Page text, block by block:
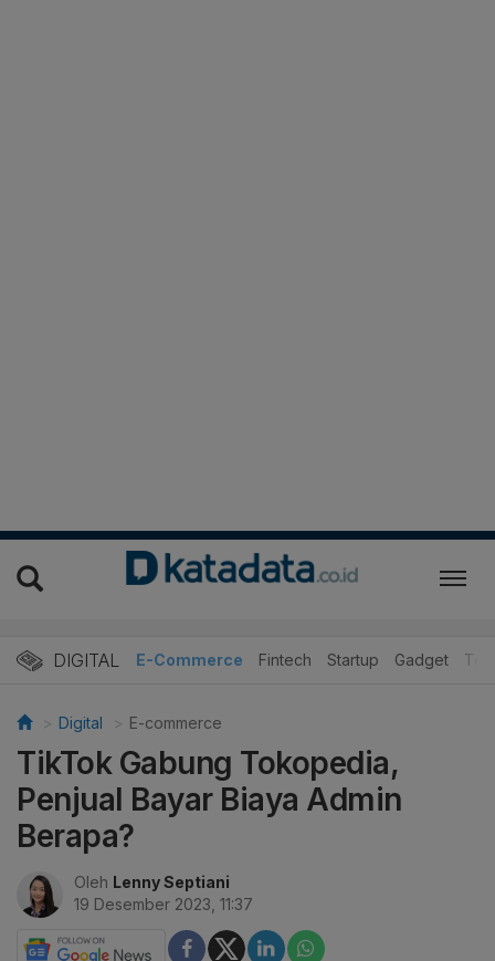
DIGITAL E-Commerce Fintech Startup Gadget
Digital E-commerce
TikTok Gabung Tokopedia,
Penjual Bayar Biaya Admin
Berapa?
Oleh Lenny Septiani
19 Desember 2023, 11:37